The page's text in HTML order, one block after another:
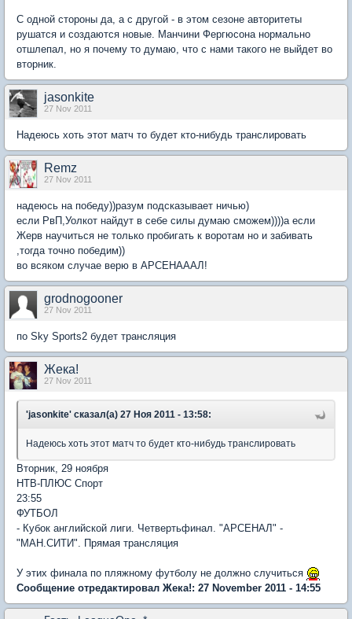
С одной стороны да, а с другой - в этом сезоне авторитеты
рушатся и создаются новые. Манчини Фергюсона нормально
отшлепал, но я почему то думаю, что с нами такого не выйдет во
вторник.
jasonkite
27 Nov 2011
Надеюсь хоть этот матч то будет кто-нибудь транслировать
Remz
27 Nov 2011
надеюсь на победу))разум подсказывает ничью)
если РвП,Уолкот найдут в себе силы думаю сможем))))а если
Жерв научиться не только пробигать к воротам но и забивать
,тогда точно победим))
во всяком случае верю в АРСЕНАААЛ!
grodnogooner
27 Nov 2011
по Sky Sports2 будет трансляция
Жека!
27 Nov 2011
'jasonkite' сказал(а) 27 Ноя 2011 - 13:58:
Надеюсь хоть этот матч то будет кто-нибудь транслировать
Вторник, 29 ноября
НТВ-ПЛЮС Спорт
23:55
ФУТБОЛ
- Кубок английской лиги. Четвертьфинал. "АРСЕНАЛ" -
"МАН.СИТИ". Прямая трансляция
У этих финала по пляжному футболу не должно случиться
Сообщение отредактировал Жека!: 27 November 2011 - 14:55